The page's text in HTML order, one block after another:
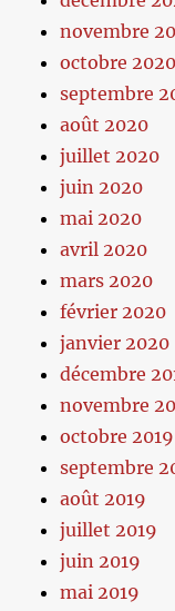
novembre
octobre 2020
septembre
août 2020
juillet 2020
juin 2020
mai 2020
avril 2020
mars 2020
février 2020
janvier 2020
décembre
novembre
octobre 2019
septembre
août 2019
juillet 2019
juin 2019
mai 2019